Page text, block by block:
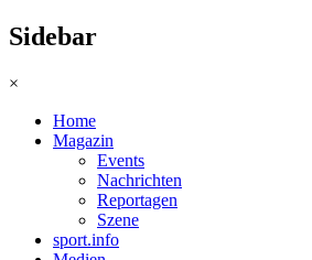
Sidebar
×
Home
Magazin
Events
Nachrichten
Reportagen
Szene
sport.info